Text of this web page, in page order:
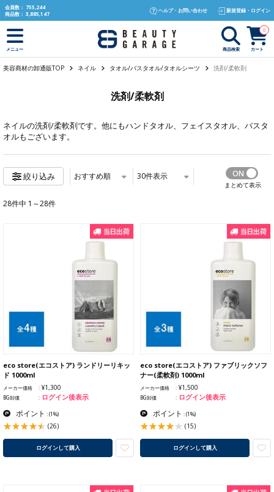
text.skipToContent
text.skipToNavigation
会員数： 755,244
商品数： 3,885,147
ヘルプ・お問い合わせ 新規登録・ログイン
メニュー 商品検索 カート
0
美容商材の卸通販TOP ネイル タオル/バスタオル/タオルシーツ 洗剤/柔軟剤
洗剤/柔軟剤
ネイルの洗剤/柔軟剤です。他にもハンドタオル、 フェイスタオル、 バスタ
オルもございます。
絞り込み おすすめ順 30件表示
まとめて表示
28件中 1～28件
eco store(エコストア) ランドリーリキッ
ド 1000ml
メーカー価格 ¥1,300
BG卸価 ログイン後表示
ポイント :(1%)
(26)
ログインして購入
eco store(エコストア) ファブリックソフ
ナー(柔軟剤) 1000ml
メーカー価格 ¥1,500
BG卸価 ログイン後表示
ポイント :(1%)
(15)
ログインして購入